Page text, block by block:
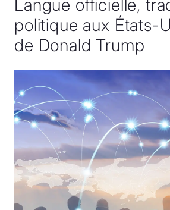
Langue officielle,
politique aux États-
de Donald Trump